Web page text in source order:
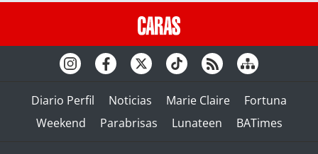
Diario Perfil Noticias Marie Claire
Fortuna
Weekend
Parabrisas Lunateen BATimes